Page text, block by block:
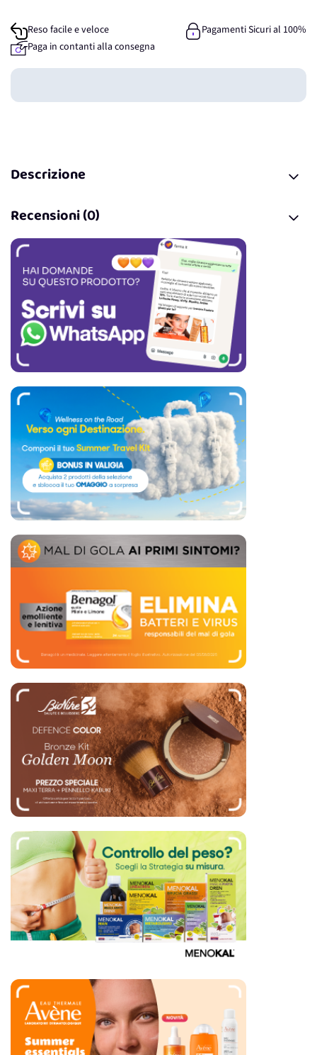
Reso facile e veloce
Pagamenti Sicuri al 100%
Paga in contanti alla consegna
Guadagna
Descrizione
Recensioni (0)